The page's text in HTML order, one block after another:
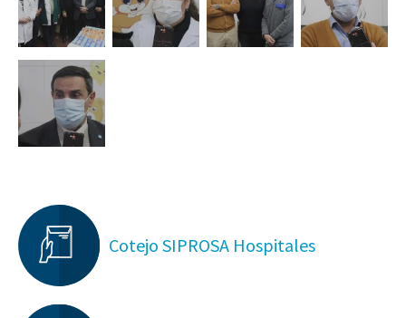
Cotejo SIPROSA Hospitales